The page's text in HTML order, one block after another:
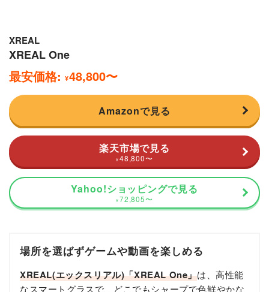
XREAL
XREAL One
最安価格: ¥48,800〜
Amazonで見る
楽天市場で見る
¥ 48,800〜
Yahoo!ショッピングで見る
¥ 72,805〜
場所を選ばずゲームや動画を楽しめる
XREAL(エックスリアル)「XREAL One」は、高性能
なスマートグラスで、どこでもシャープで色鮮やかな